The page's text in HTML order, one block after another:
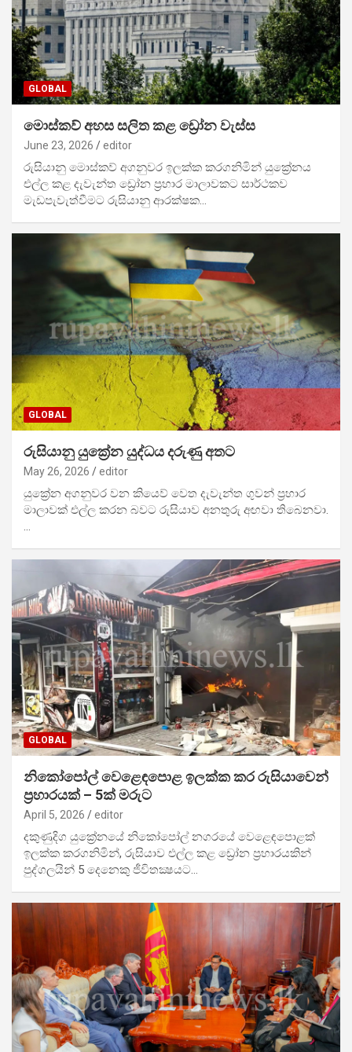
GLOBAL
මොස්කව් අහස සලිත කළ ඩ්‍රෝන වැස්ස
June 23, 2026 editor
රුසියානු මොස්කව් අගනුවර ඉලක්ක කරගනිමින් යුක්‍රේනය
එල්ල කළ දැවැන්ත ඩ්‍රෝන ප්‍රහාර මාලාවකට සාර්ථකව
මැඩපැවැත්වීමට රුසියානු ආරක්ෂක…
GLOBAL
රුසියානු යුක්‍රේන යුද්ධය දරුණු අතට
May 26, 2026 editor
යුක්‍රේන අගනුවර වන කියෙව් වෙත දැවැන්ත ගුවන් ප්‍රහාර
මාලාවක් එල්ල කරන බවට රුසියාව අනතුරු අඟවා තිබෙනවා.
GLOBAL
නිකෝපෝල් වෙළෙඳපොළ ඉලක්ක කර රුසියාවෙන්
ප්‍රහාරයක් – 5ක් මරුට
April 5, 2026 editor
දකුණුදිග යුක්‍රේනයේ නිකෝපෝල් නගරයේ වෙළෙඳපොළක්
ඉලක්ක කරගනිමින්, රුසියාව එල්ල කළ ඩ්‍රෝන ප්‍රහාරයකින්
පුද්ගලයින් 5 දෙනෙකු ජීවිතක්‍ෂයට…